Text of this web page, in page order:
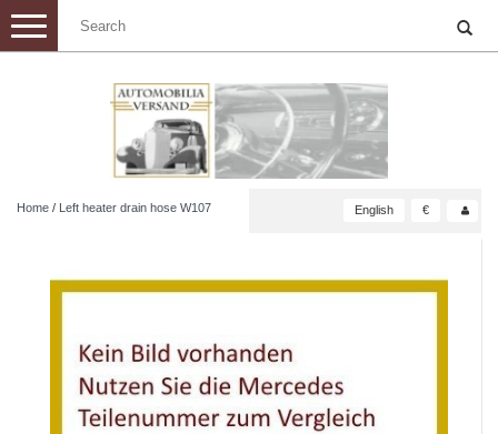
Toggle
navigation
Home / Left heater drain hose W107 English €